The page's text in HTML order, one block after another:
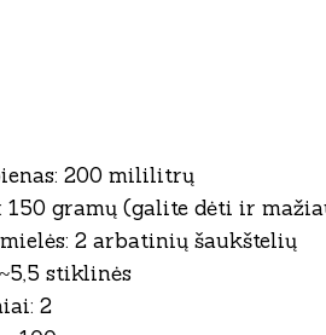
200 mililitrų
150 gramų (galite dėti ir
2 arbatinių šaukštelių
stiklinės
2